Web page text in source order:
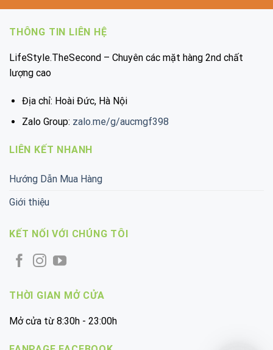
THÔNG TIN LIÊN HỆ
LifeStyle.TheSecond – Chuyên các mặt hàng 2nd chất
lượng cao
Địa chỉ: Hoài Đức, Hà Nội
Zalo Group: zalo.me/g/aucmgf398
LIÊN KẾT NHANH
Hướng Dẫn Mua Hàng
Giới thiệu
KẾT NỐI VỚI CHÚNG TÔI
THỜI GIAN MỞ CỬA
Mở cửa từ 8:30h - 23:00h